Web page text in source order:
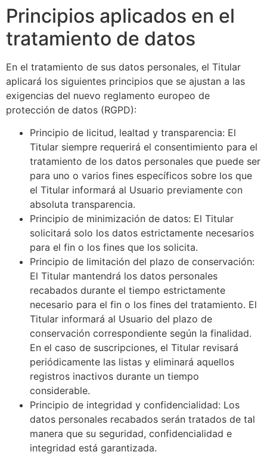
Principios aplicados en el
tratamiento de datos
En el tratamiento de sus datos personales, el Titular
aplicará los siguientes principios que se ajustan a las
exigencias del nuevo reglamento europeo de
protección de datos (RGPD):
Principio de licitud, lealtad y transparencia: El
Titular siempre requerirá el consentimiento para el
tratamiento de los datos personales que puede ser
para uno o varios fines específicos sobre los que
el Titular informará al Usuario previamente con
absoluta transparencia.
Principio de minimización de datos: El Titular
solicitará solo los datos estrictamente necesarios
para el fin o los fines que los solicita.
Principio de limitación del plazo de conservación:
El Titular mantendrá los datos personales
recabados durante el tiempo estrictamente
necesario para el fin o los fines del tratamiento. El
Titular informará al Usuario del plazo de
conservación correspondiente según la finalidad.
En el caso de suscripciones, el Titular revisará
periódicamente las listas y eliminará aquellos
registros inactivos durante un tiempo
considerable.
Principio de integridad y confidencialidad: Los
datos personales recabados serán tratados de tal
manera que su seguridad, confidencialidad e
integridad está garantizada.